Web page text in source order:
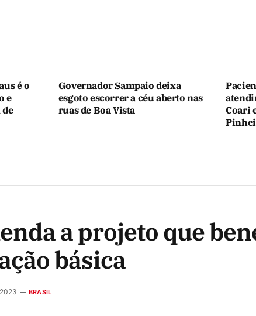
é o
e
de
Governador Sampaio deixa
esgoto escorrer a céu aberto nas
ruas de Boa Vista
Coari
a projeto que
básica
BRASIL